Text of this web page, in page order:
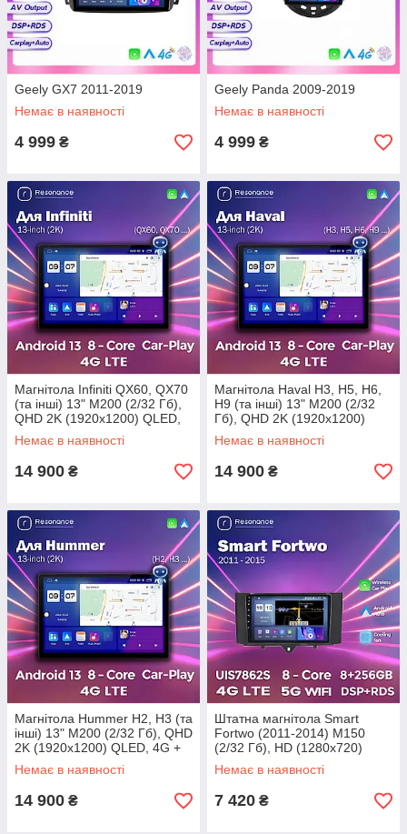
Geely GX7 2011-2019
Немає в наявності
4 999 ₴
Geely Panda 2009-2019
Немає в наявності
4 999 ₴
Магнітола Infiniti QX60, QX70
(та інші) 13" M200 (2/32 Гб),
QHD 2K (1920x1200) QLED,
4G + CarPlay
Немає в наявності
14 900 ₴
Магнітола Haval H3, H5, H6,
H9 (та інші) 13" M200 (2/32
Гб), QHD 2K (1920x1200)
QLED, 4G + CarPlay
Немає в наявності
14 900 ₴
Магнітола Hummer H2, H3 (та
інші) 13" M200 (2/32 Гб), QHD
2K (1920x1200) QLED, 4G +
CarPlay
Немає в наявності
14 900 ₴
Штатна магнітола Smart
Fortwo (2011-2014) M150
(2/32 Гб), HD (1280x720)
QLED, GPS
Немає в наявності
7 420 ₴